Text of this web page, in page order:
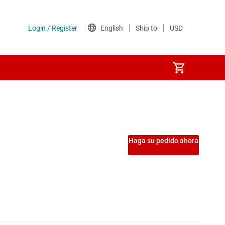
Haga su pedido ahora